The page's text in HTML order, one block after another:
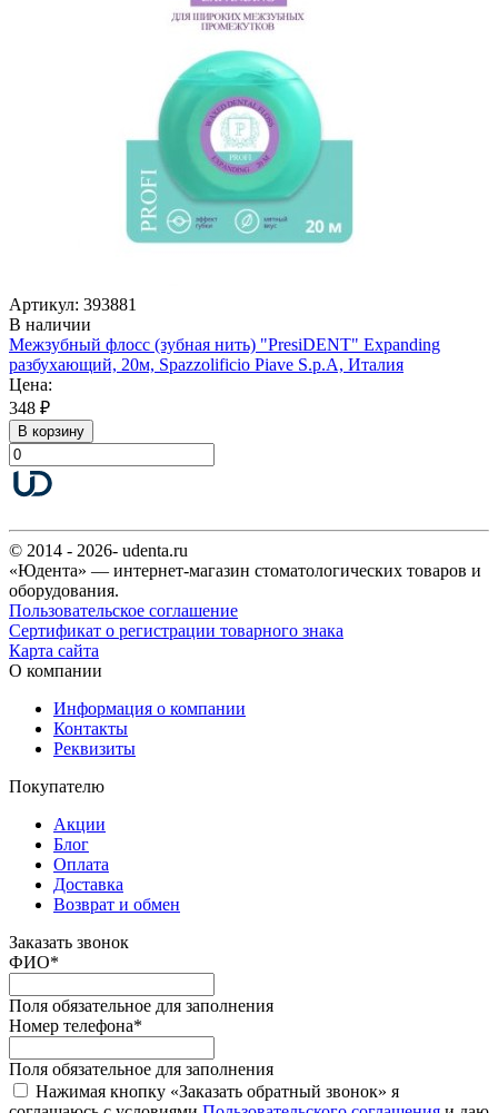
Артикул: 393881
В наличии
Межзубный флосс (зубная нить) "PresiDENT" Expanding
разбухающий, 20м, Spazzolificio Piave S.p.A, Италия
Цена:
348 ₽
В корзину
© 2014 - 2026- udenta.ru
«Юдента» — интернет-магазин стоматологических товаров и
оборудования.
Пользовательское соглашение
Сертификат о регистрации товарного знака
Карта сайта
О компании
Информация о компании
Контакты
Реквизиты
Покупателю
Акции
Блог
Оплата
Доставка
Возврат и обмен
Заказать звонок
ФИО*
Поля обязательное для заполнения
Номер телефона*
Поля обязательное для заполнения
Нажимая кнопку «Заказать обратный звонок» я